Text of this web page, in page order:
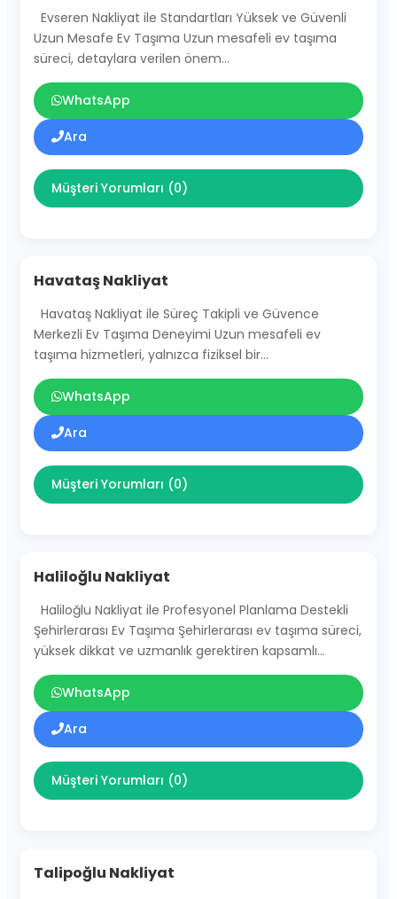
Evseren Nakliyat ile Standartları Yüksek ve Güvenli
Uzun Mesafe Ev Taşıma Uzun mesafeli ev taşıma
süreci, detaylara verilen önem…
WhatsApp
Ara
Müşteri Yorumları (0)
Havataş Nakliyat
Havataş Nakliyat ile Süreç Takipli ve Güvence
Merkezli Ev Taşıma Deneyimi Uzun mesafeli ev
taşıma hizmetleri, yalnızca fiziksel bir…
WhatsApp
Ara
Müşteri Yorumları (0)
Haliloğlu Nakliyat
Haliloğlu Nakliyat ile Profesyonel Planlama Destekli
Şehirlerarası Ev Taşıma Şehirlerarası ev taşıma süreci,
yüksek dikkat ve uzmanlık gerektiren kapsamlı…
WhatsApp
Ara
Müşteri Yorumları (0)
Talipoğlu Nakliyat